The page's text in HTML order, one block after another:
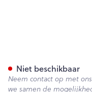
Niet beschikbaar
Neem contact op met
we samen de